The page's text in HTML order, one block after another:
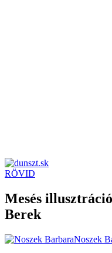
RÖVID
Mesés
Berek
Noszek